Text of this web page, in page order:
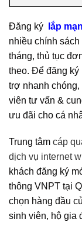
Đăng ký lắp
nhiều chính
tháng, thủ tục
theo. Để đăng
trợ nhanh
viên tư vấn &
ưu đãi cho cá
Trung tâm cáp
dịch vụ internet
khách đăng ký
thông VNPT tại
chọn hàng đầu
sinh viên, hộ gia